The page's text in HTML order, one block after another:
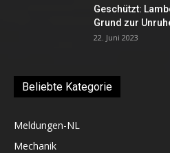
Geschützt:
Grund zur
22. Juni 2023
Beliebte Kategorie
Meldungen-NL
Mechanik